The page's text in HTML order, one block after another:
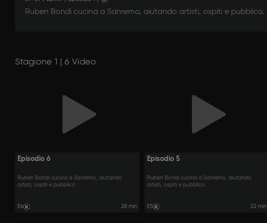
Ruben Bondì cucina a Sanremo, aiutando artisti, ospiti e pubblico.
Stagione 1 | 6 Video
Episodio 6
Ruben Bondì cucina a Sanremo, aiutando
artisti, ospiti e pubblico
E6 28 min
Episodio 5
Ruben Bondì cucina a Sanremo, aiutando
artisti, ospiti e pubblico
E5 22 min